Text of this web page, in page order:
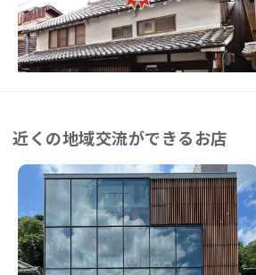
奈良県 ゲストハウス
【吉野川まで徒歩3分】桜の名所にある築10
0年の古民家
この家からの距離 0km
近くの地域交流ができるお店